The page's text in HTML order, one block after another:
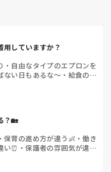
用していますか？
・ 自由なタイプのエプロンを
ない日もあるな～ ・ 給食のと
？🏡
・ 保育の進め方が違う👶 ・働き
い⏰ ・保護者の雰囲気が違う